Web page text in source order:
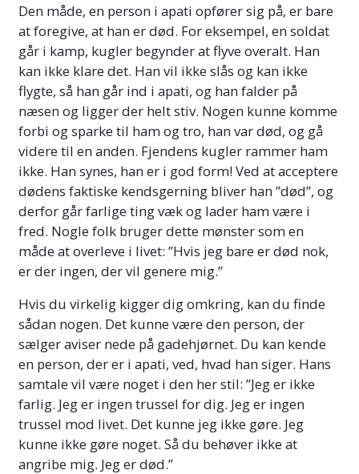
Den måde, en person i apati opfører sig på, er bare
at foregive, at han er død. For eksempel, en soldat
går i kamp, kugler begynder at flyve overalt. Han
kan ikke klare det. Han vil ikke slås og kan ikke
flygte, så han går ind i apati, og han falder på
næsen og ligger der helt stiv. Nogen kunne komme
forbi og sparke til ham og tro, han var død, og gå
videre til en anden. Fjendens kugler rammer ham
ikke. Han synes, han er i god form! Ved at acceptere
dødens faktiske kendsgerning bliver han ”død”, og
derfor går farlige ting væk og lader ham være i
fred. Nogle folk bruger dette mønster som en
måde at overleve i livet: ”Hvis jeg bare er død nok,
er der ingen, der vil genere mig.”
Hvis du virkelig kigger dig omkring, kan du finde
sådan nogen. Det kunne være den person, der
sælger aviser nede på gadehjørnet. Du kan kende
en person, der er i apati, ved, hvad han siger. Hans
samtale vil være noget i den her stil: ”Jeg er ikke
farlig. Jeg er ingen trussel for dig. Jeg er ingen
trussel mod livet. Det kunne jeg ikke gøre. Jeg
kunne ikke gøre noget. Så du behøver ikke at
angribe mig. Jeg er død.”